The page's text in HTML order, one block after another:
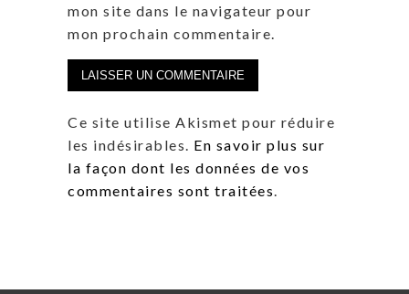
mon site dans le navigateur pour
mon prochain commentaire.
Ce site utilise Akismet pour réduire
les indésirables. En savoir plus sur
la façon dont les données de vos
commentaires sont traitées.